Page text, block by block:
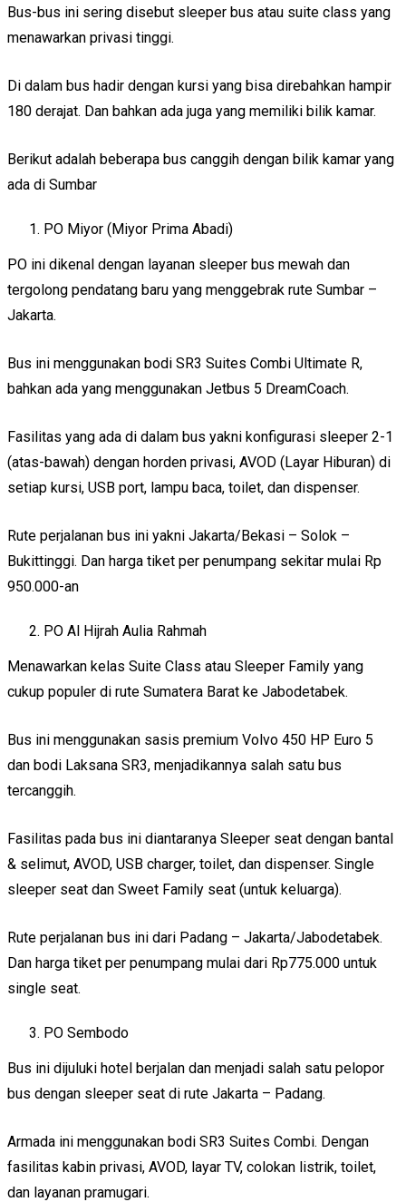
Bus-bus ini sering disebut sleeper bus atau suite class yang
menawarkan privasi tinggi.
Di dalam bus hadir dengan kursi yang bisa direbahkan hampir
180 derajat. Dan bahkan ada juga yang memiliki bilik kamar.
Berikut adalah beberapa bus canggih dengan bilik kamar yang
ada di Sumbar
PO Miyor (Miyor Prima Abadi)
PO ini dikenal dengan layanan sleeper bus mewah dan
tergolong pendatang baru yang menggebrak rute Sumbar –
Jakarta.
Bus ini menggunakan bodi SR3 Suites Combi Ultimate R,
bahkan ada yang menggunakan Jetbus 5 DreamCoach.
Fasilitas yang ada di dalam bus yakni konfigurasi sleeper 2-1
(atas-bawah) dengan horden privasi, AVOD (Layar Hiburan) di
setiap kursi, USB port, lampu baca, toilet, dan dispenser.
Rute perjalanan bus ini yakni Jakarta/Bekasi – Solok –
Bukittinggi. Dan harga tiket per penumpang sekitar mulai Rp
950.000-an
PO Al Hijrah Aulia Rahmah
Menawarkan kelas Suite Class atau Sleeper Family yang
cukup populer di rute Sumatera Barat ke Jabodetabek.
Bus ini menggunakan sasis premium Volvo 450 HP Euro 5
dan bodi Laksana SR3, menjadikannya salah satu bus
tercanggih.
Fasilitas pada bus ini diantaranya Sleeper seat dengan bantal
& selimut, AVOD, USB charger, toilet, dan dispenser. Single
sleeper seat dan Sweet Family seat (untuk keluarga).
Rute perjalanan bus ini dari Padang – Jakarta/Jabodetabek.
Dan harga tiket per penumpang mulai dari Rp775.000 untuk
single seat.
PO Sembodo
Bus ini dijuluki hotel berjalan dan menjadi salah satu pelopor
bus dengan sleeper seat di rute Jakarta – Padang.
Armada ini menggunakan bodi SR3 Suites Combi. Dengan
fasilitas kabin privasi, AVOD, layar TV, colokan listrik, toilet,
dan layanan pramugari.